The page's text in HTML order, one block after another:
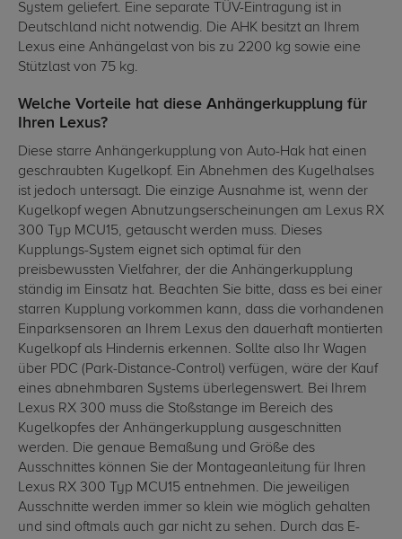
System geliefert. Eine separate TÜV-Eintragung ist in
Deutschland nicht notwendig. Die AHK besitzt an Ihrem
Lexus eine Anhängelast von bis zu 2200 kg sowie eine
Stützlast von 75 kg.
Welche Vorteile hat diese Anhängerkupplung für
Ihren Lexus?
Diese starre Anhängerkupplung von Auto-Hak hat einen
geschraubten Kugelkopf. Ein Abnehmen des Kugelhalses
ist jedoch untersagt. Die einzige Ausnahme ist, wenn der
Kugelkopf wegen Abnutzungserscheinungen am Lexus RX
300 Typ MCU15, getauscht werden muss. Dieses
Kupplungs-System eignet sich optimal für den
preisbewussten Vielfahrer, der die Anhängerkupplung
ständig im Einsatz hat. Beachten Sie bitte, dass es bei einer
starren Kupplung vorkommen kann, dass die vorhandenen
Einparksensoren an Ihrem Lexus den dauerhaft montierten
Kugelkopf als Hindernis erkennen. Sollte also Ihr Wagen
über PDC (Park-Distance-Control) verfügen, wäre der Kauf
eines abnehmbaren Systems überlegenswert. Bei Ihrem
Lexus RX 300 muss die Stoßstange im Bereich des
Kugelkopfes der Anhängerkupplung ausgeschnitten
werden. Die genaue Bemaßung und Größe des
Ausschnittes können Sie der Montageanleitung für Ihren
Lexus RX 300 Typ MCU15 entnehmen. Die jeweiligen
Ausschnitte werden immer so klein wie möglich gehalten
und sind oftmals auch gar nicht zu sehen. Durch das E-